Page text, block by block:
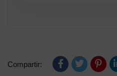
Compartir: